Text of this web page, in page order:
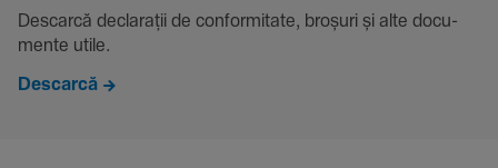
Descarcă decla­rații de conformitate, broșuri și alte docu­
mente utile.
Descarcă